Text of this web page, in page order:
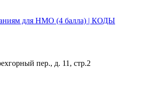
для НМО (4 балла) | КОДЫ
пер., д. 11, стр.2